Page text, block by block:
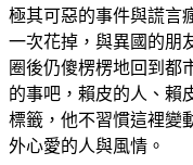
極其可惡的事件與謊言
一次花掉，與異國的朋
圈後仍傻楞楞地回到都
的事吧，賴皮的人、賴
標籤，他不習慣這裡變
外心愛的人與風情。